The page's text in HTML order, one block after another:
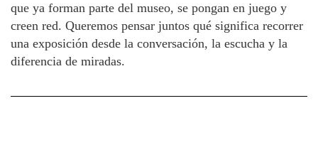
que ya forman parte del museo, se pongan en juego y
creen red. Queremos pensar juntos qué significa recorrer
una exposición desde la conversación, la escucha y la
diferencia de miradas.